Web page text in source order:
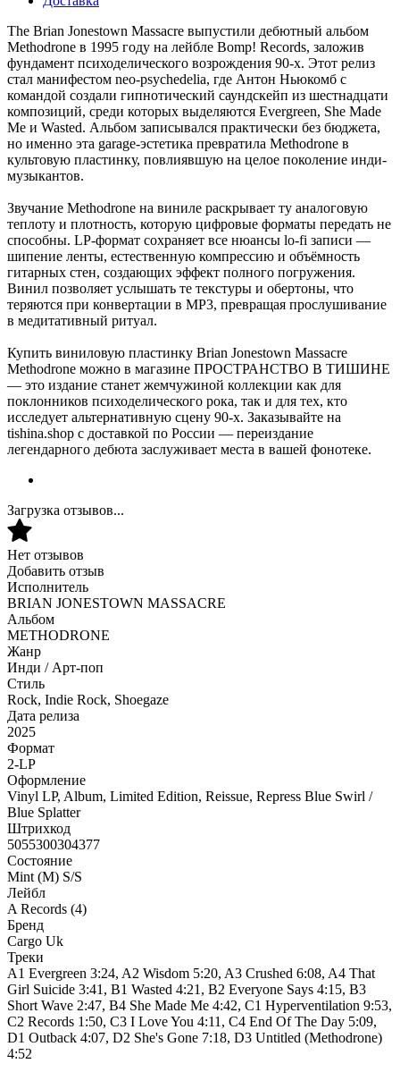
The Brian Jonestown Massacre выпустили дебютный альбом
Methodrone в 1995 году на лейбле Bomp! Records, заложив
фундамент психоделического возрождения 90-х. Этот релиз
стал манифестом neo-psychedelia, где Антон Ньюкомб с
командой создали гипнотический саундскейп из шестнадцати
композиций, среди которых выделяются Evergreen, She Made
Me и Wasted. Альбом записывался практически без бюджета,
но именно эта garage-эстетика превратила Methodrone в
культовую пластинку, повлиявшую на целое поколение инди-
музыкантов.
Звучание Methodrone на виниле раскрывает ту аналоговую
теплоту и плотность, которую цифровые форматы передать не
способны. LP-формат сохраняет все нюансы lo-fi записи —
шипение ленты, естественную компрессию и объёмность
гитарных стен, создающих эффект полного погружения.
Винил позволяет услышать те текстуры и обертоны, что
теряются при конвертации в MP3, превращая прослушивание
в медитативный ритуал.
Купить виниловую пластинку Brian Jonestown Massacre
Methodrone можно в магазине ПРОСТРАНСТВО В ТИШИНЕ
— это издание станет жемчужиной коллекции как для
поклонников психоделического рока, так и для тех, кто
исследует альтернативную сцену 90-х. Заказывайте на
tishina.shop с доставкой по России — переиздание
легендарного дебюта заслуживает места в вашей фонотеке.
Загрузка отзывов...
Нет отзывов
Добавить отзыв
Исполнитель
BRIAN JONESTOWN MASSACRE
Альбом
METHODRONE
Жанр
Инди / Арт-поп
Стиль
Rock, Indie Rock, Shoegaze
Дата релиза
2025
Формат
2-LP
Оформление
Vinyl LP, Album, Limited Edition, Reissue, Repress Blue Swirl /
Blue Splatter
Штрихкод
5055300304377
Состояние
Mint (M) S/S
Лейбл
A Records (4)
Бренд
Cargo Uk
Треки
A1 Evergreen 3:24, A2 Wisdom 5:20, A3 Crushed 6:08, A4 That
Girl Suicide 3:41, B1 Wasted 4:21, B2 Everyone Says 4:15, B3
Short Wave 2:47, B4 She Made Me 4:42, C1 Hyperventilation 9:53,
C2 Records 1:50, C3 I Love You 4:11, C4 End Of The Day 5:09,
D1 Outback 4:07, D2 She's Gone 7:18, D3 Untitled (Methodrone)
4:52